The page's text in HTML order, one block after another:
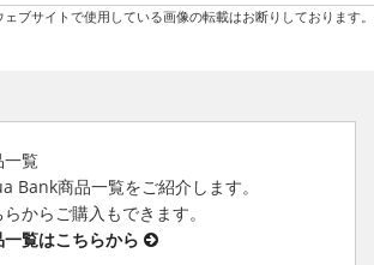
ブサイトで使用している画像の転載はお断りしております。
一覧
Bank商品一覧をご紹介します。
らからご購入もできます。
一覧はこちらから